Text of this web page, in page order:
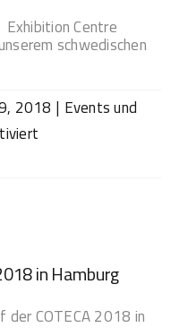
Centre
schwedischen
2018 | Events und
für
Show
in Hamburg
der COTECA 2018 in